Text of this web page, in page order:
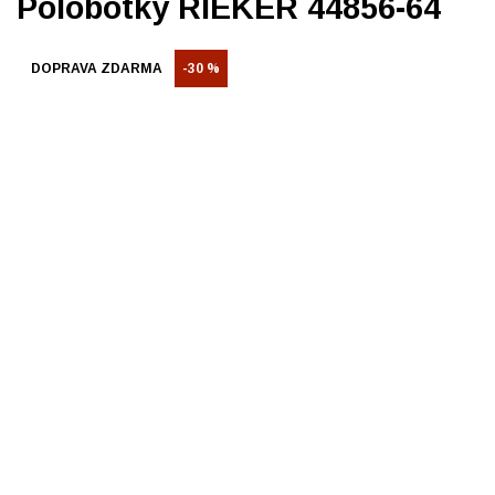
Polobotky RIEKER 44856-64
DOPRAVA ZDARMA -30 %